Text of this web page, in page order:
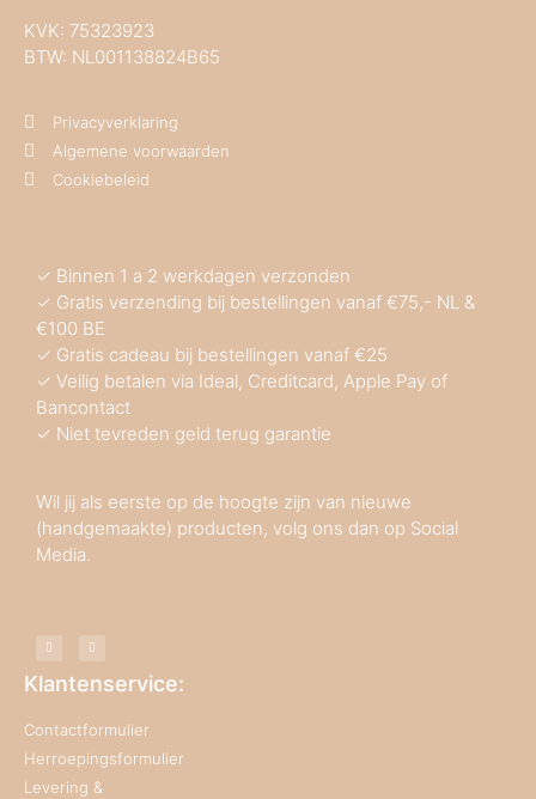
KVK: 75323923
BTW: NL001138824B65
Privacyverklaring
Algemene voorwaarden
Cookiebeleid
✓ Binnen 1 a 2 werkdagen verzonden
✓ Gratis verzending bij bestellingen vanaf €75,- NL &
€100 BE
✓ Gratis cadeau bij bestellingen vanaf €25
✓ Veilig betalen via Ideal, Creditcard, Apple Pay of
Bancontact
✓ Niet tevreden geld terug garantie
Wil jij als eerste op de hoogte zijn van nieuwe
(handgemaakte) producten, volg ons dan op Social
Media.
Klantenservice:
Contactformulier
Herroepingsformulier
Levering &